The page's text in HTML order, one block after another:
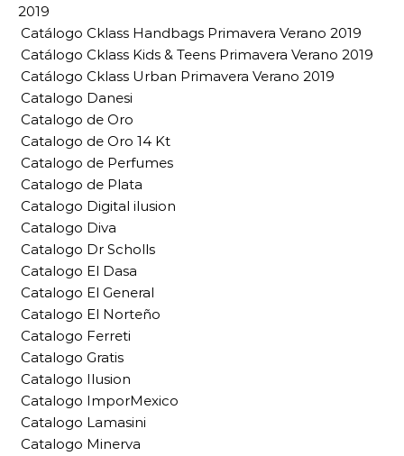
2019
Catálogo Cklass Handbags Primavera Verano 2019
Catálogo Cklass Kids & Teens Primavera Verano 2019
Catálogo Cklass Urban Primavera Verano 2019
Catalogo Danesi
Catalogo de Oro
Catalogo de Oro 14 Kt
Catalogo de Perfumes
Catalogo de Plata
Catalogo Digital ilusion
Catalogo Diva
Catalogo Dr Scholls
Catalogo El Dasa
Catalogo El General
Catalogo El Norteño
Catalogo Ferreti
Catalogo Gratis
Catalogo Ilusion
Catalogo ImporMexico
Catalogo Lamasini
Catalogo Minerva